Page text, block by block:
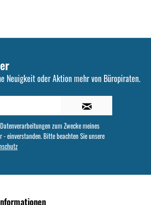
Neuigkeit oder Aktion mehr von Büropiraten.
zum Zwecke meines
einverstanden. Bitte beachten Sie unsere